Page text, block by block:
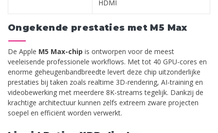
HDMI
Ongekende prestaties met M5 Max
De Apple M5 Max-chip is ontworpen voor de meest
veeleisende professionele workflows. Met tot 40 GPU-cores en
enorme geheugenbandbreedte levert deze chip uitzonderlijke
prestaties bij taken zoals realtime 3D-rendering, AI-training en
videobewerking met meerdere 8K-streams tegelijk. Dankzij de
krachtige architectuur kunnen zelfs extreem zware projecten
soepel en efficiënt worden verwerkt.